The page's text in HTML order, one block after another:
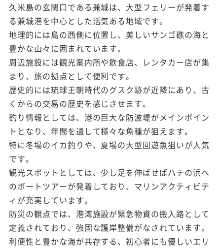
久米島の玄関口である兼城は、大型フェリーが発着す
る兼城港を中心とした活気ある地域です。
地理的には島の西側に位置し、美しいサンゴ礁の海と
豊かな山々に囲まれています。
周辺施設には観光案内所や飲食店、レンタカー店が集
まり、旅の拠点として便利です。
歴史的には琉球王朝時代のグスク跡が近隣にあり、古
くからの交易の歴史を感じさせます。
釣り情報としては、港の巨大な防波堤がメインポイン
トとなり、年間を通して様々な魚種が狙えます。
特に冬場のイカ釣りや、夏場の大型回遊魚狙いが人気
です。
観光スポットとしては、少し足を伸ばせばハテの浜へ
のボートツアーが発着しており、マリンアクティビテ
ィが充実しています。
防災の観点では、港湾施設が緊急物資の搬入路として
定義されており、強固な護岸整備がなされています。
利便性と豊かな海が共存する、初心者にも優しいエリ